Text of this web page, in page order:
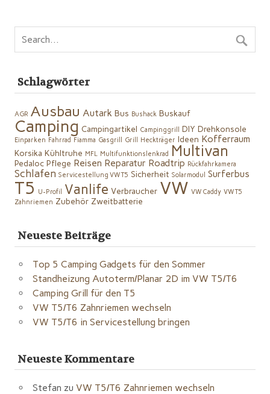
Schlagwörter
AGR Ausbau Autark Bus Bushack Buskauf
Camping Campingartikel Campinggrill DIY Drehkonsole
Einparken Fahrrad Fiamma Gasgrill Grill Heckträger Ideen Kofferraum
Korsika Kühltruhe MFL Multifunktionslenkrad Multivan
Pedaloc Pflege Reisen Reparatur Roadtrip Rückfahrkamera
Schlafen Servicestellung VW T5 Sicherheit Solarmodul Surferbus
T5 U-Profil Vanlife Verbraucher VW VW Caddy VW T5
Zahnriemen Zubehör Zweitbatterie
Neueste Beiträge
Top 5 Camping Gadgets für den Sommer
Standheizung Autoterm/Planar 2D im VW T5/T6
Camping Grill für den T5
VW T5/T6 Zahnriemen wechseln
VW T5/T6 in Servicestellung bringen
Neueste Kommentare
Stefan zu VW T5/T6 Zahnriemen wechseln